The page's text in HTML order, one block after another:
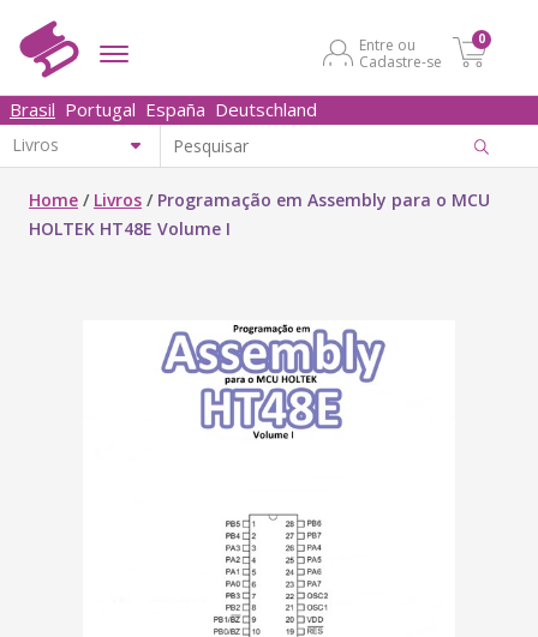
Entre ou
Cadastre-se
0
Brasil Portugal España Deutschland
Home / Livros / Programação em Assembly para o MCU
HOLTEK HT48E Volume I